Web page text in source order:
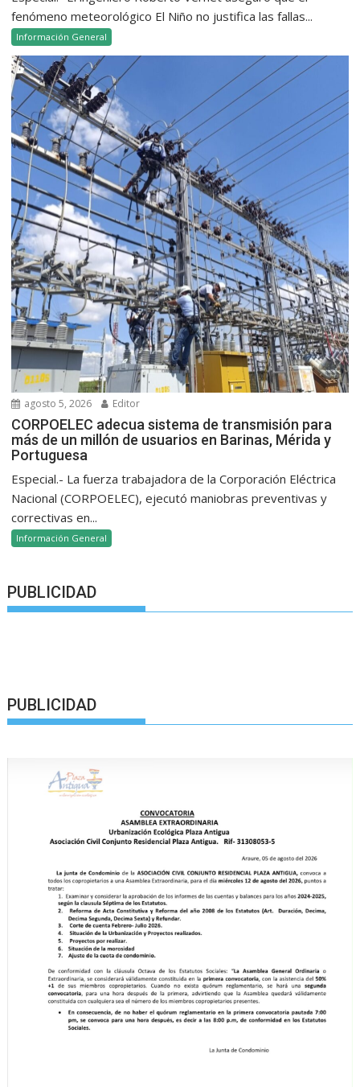
fenómeno meteorológico El Niño no justifica las fallas...
Información General
agosto 5, 2026 Editor
CORPOELEC adecua sistema de transmisión para
más de un millón de usuarios en Barinas, Mérida y
Portuguesa
Especial.- La fuerza trabajadora de la Corporación Eléctrica
Nacional (CORPOELEC), ejecutó maniobras preventivas y
correctivas en...
Información General
PUBLICIDAD
PUBLICIDAD